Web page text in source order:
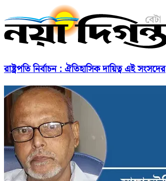
রাষ্ট্রপতি নির্বাচন : ঐতিহাসিক দায়িত্ব এই সংসদের